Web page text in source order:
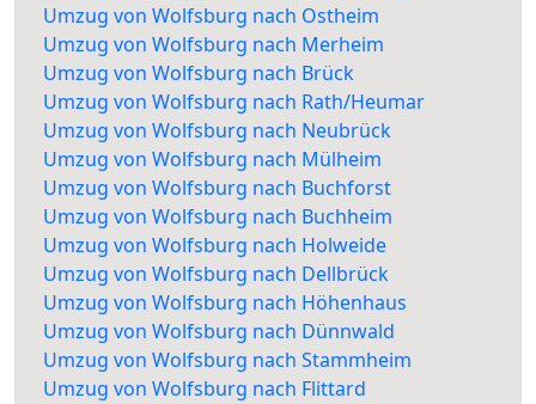
Umzug von Wolfsburg nach Ostheim
Umzug von Wolfsburg nach Merheim
Umzug von Wolfsburg nach Brück
Umzug von Wolfsburg nach Rath/Heumar
Umzug von Wolfsburg nach Neubrück
Umzug von Wolfsburg nach Mülheim
Umzug von Wolfsburg nach Buchforst
Umzug von Wolfsburg nach Buchheim
Umzug von Wolfsburg nach Holweide
Umzug von Wolfsburg nach Dellbrück
Umzug von Wolfsburg nach Höhenhaus
Umzug von Wolfsburg nach Dünnwald
Umzug von Wolfsburg nach Stammheim
Umzug von Wolfsburg nach Flittard